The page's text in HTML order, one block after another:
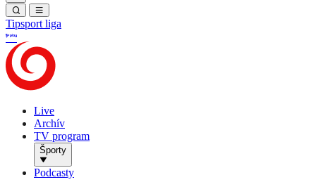
Tipsport liga
Live
Archív
TV program
Športy
Podcasty